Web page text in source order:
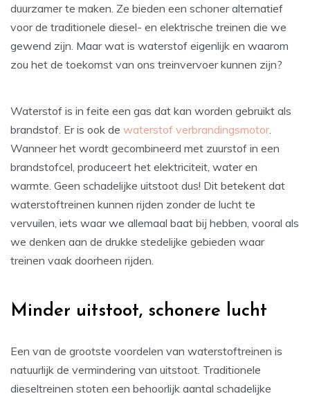
duurzamer te maken. Ze bieden een schoner alternatief
voor de traditionele diesel- en elektrische treinen die we
gewend zijn. Maar wat is waterstof eigenlijk en waarom
zou het de toekomst van ons treinvervoer kunnen zijn?
Waterstof is in feite een gas dat kan worden gebruikt als
brandstof. Er is ook de waterstof verbrandingsmotor.
Wanneer het wordt gecombineerd met zuurstof in een
brandstofcel, produceert het elektriciteit, water en
warmte. Geen schadelijke uitstoot dus! Dit betekent dat
waterstoftreinen kunnen rijden zonder de lucht te
vervuilen, iets waar we allemaal baat bij hebben, vooral als
we denken aan de drukke stedelijke gebieden waar
treinen vaak doorheen rijden.
Minder uitstoot, schonere lucht
Een van de grootste voordelen van waterstoftreinen is
natuurlijk de vermindering van uitstoot. Traditionele
dieseltreinen stoten een behoorlijk aantal schadelijke